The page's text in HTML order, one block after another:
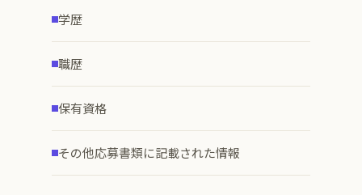
学歴
職歴
保有資格
その他応募書類に記載された情報